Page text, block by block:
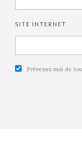
SITE INTERNET
Prévenez-moi de